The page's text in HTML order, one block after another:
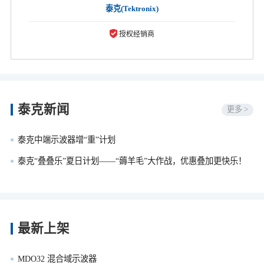
泰克(Tektronix)
授权经销商
泰克新闻 更多 >
泰克中端示波器增“重”计划
泰克“叠叠乐”夏日计划——“薅羊毛”大作战，优惠叠加更快乐！
最新上架
MDO32 混合域示波器